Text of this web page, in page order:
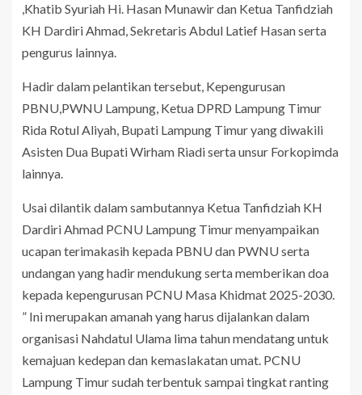
,Khatib Syuriah Hi. Hasan Munawir dan Ketua Tanfidziah
KH Dardiri Ahmad, Sekretaris Abdul Latief Hasan serta
pengurus lainnya.
Hadir dalam pelantikan tersebut, Kepengurusan
PBNU,PWNU Lampung, Ketua DPRD Lampung Timur
Rida Rotul Aliyah, Bupati Lampung Timur yang diwakili
Asisten Dua Bupati Wirham Riadi serta unsur Forkopimda
lainnya.
Usai dilantik dalam sambutannya Ketua Tanfidziah KH
Dardiri Ahmad PCNU Lampung Timur menyampaikan
ucapan terimakasih kepada PBNU dan PWNU serta
undangan yang hadir mendukung serta memberikan doa
kepada kepengurusan PCNU Masa Khidmat 2025-2030.
” Ini merupakan amanah yang harus dijalankan dalam
organisasi Nahdatul Ulama lima tahun mendatang untuk
kemajuan kedepan dan kemaslakatan umat. PCNU
Lampung Timur sudah terbentuk sampai tingkat ranting